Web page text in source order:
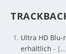
Ultra HD Blu-
erhältlich -